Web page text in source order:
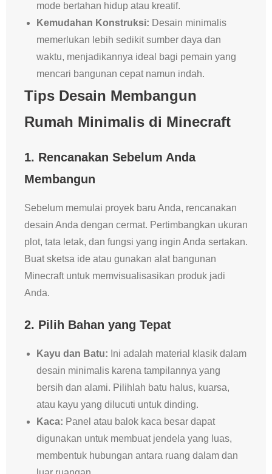
mode bertahan hidup atau kreatif.
Kemudahan Konstruksi: Desain minimalis
memerlukan lebih sedikit sumber daya dan
waktu, menjadikannya ideal bagi pemain yang
mencari bangunan cepat namun indah.
Tips Desain Membangun
Rumah Minimalis di Minecraft
1. Rencanakan Sebelum Anda
Membangun
Sebelum memulai proyek baru Anda, rencanakan
desain Anda dengan cermat. Pertimbangkan ukuran
plot, tata letak, dan fungsi yang ingin Anda sertakan.
Buat sketsa ide atau gunakan alat bangunan
Minecraft untuk memvisualisasikan produk jadi
Anda.
2. Pilih Bahan yang Tepat
Kayu dan Batu: Ini adalah material klasik dalam
desain minimalis karena tampilannya yang
bersih dan alami. Pilihlah batu halus, kuarsa,
atau kayu yang dilucuti untuk dinding.
Kaca: Panel atau balok kaca besar dapat
digunakan untuk membuat jendela yang luas,
membentuk hubungan antara ruang dalam dan